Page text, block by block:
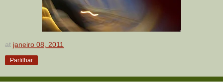
at janeiro 08, 2011
Partilhar